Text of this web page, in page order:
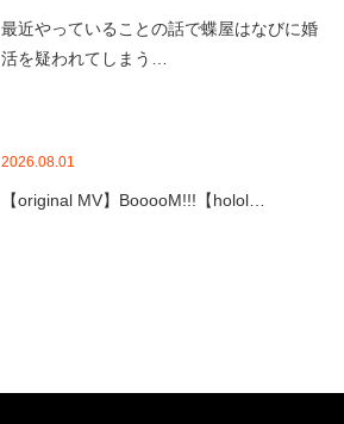
最近やっていることの話で蝶屋はなびに婚
活を疑われてしまう…
2026.08.01
【original MV】BooooM!!!【holol…